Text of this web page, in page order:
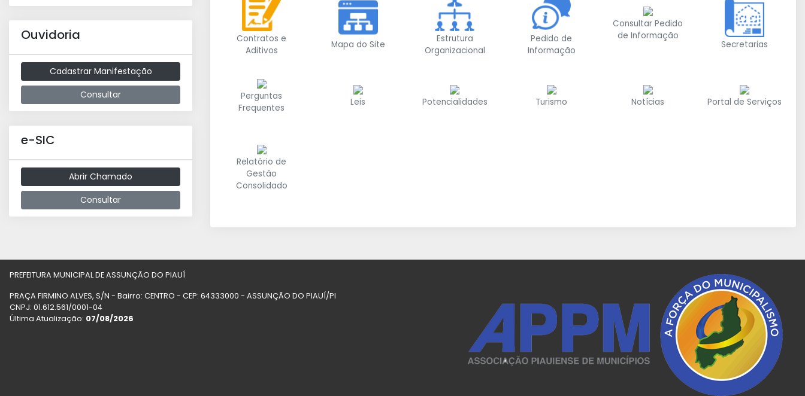
Ouvidoria
Cadastrar Manifestação
Consultar
e-SIC
Abrir Chamado
Consultar
Contratos e
Aditivos
Mapa do Site
Estrutura
Organizacional
Pedido de
Informação
Consultar Pedido
de Informação
Secretarias
Perguntas
Frequentes
Leis Potencialidades Turismo Notícias Portal de Serviços
Relatório de
Gestão
Consolidado
PREFEITURA MUNICIPAL DE ASSUNÇÃO DO PIAUÍ
PRAÇA FIRMINO ALVES, S/N - Bairro: CENTRO - CEP: 64333000 - ASSUNÇÃO DO PIAUÍ/PI
CNPJ: 01.612.561/0001-04
Última Atualização: 07/08/2026